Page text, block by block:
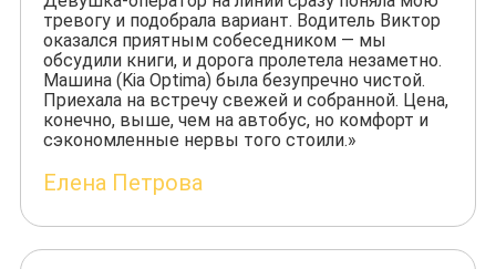
тревогу и подобрала вариант. Водитель Виктор
оказался приятным собеседником — мы
обсудили книги, и дорога пролетела незаметно.
Машина (Kia Optima) была безупречно чистой.
Приехала на встречу свежей и собранной. Цена,
конечно, выше, чем на автобус, но комфорт и
сэкономленные нервы того стоили.»
Елена Петрова